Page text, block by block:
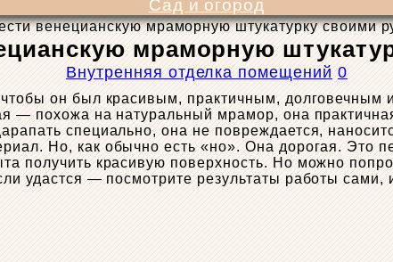
Сад и огород
венецианскую мраморную штукатурку своими
мраморную
Внутренняя отделка помещений 0
он был красивым, практичным, долговечным
— похожа на натуральный мрамор, она
специально, она не повреждается,
Но, как обычно есть «но». Она дорогая. Это
получить красивую поверхность. Но можно
удастся — посмотрите результаты работы сами,